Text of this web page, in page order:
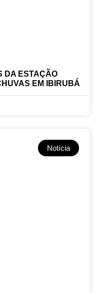
DA ESTAÇÃO
EM IBIRUBÁ
Notícia